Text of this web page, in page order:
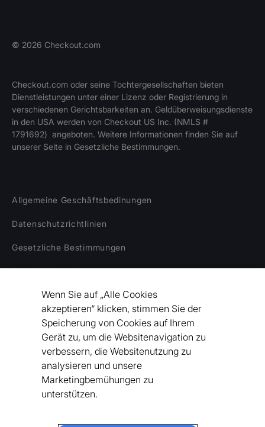
Offene Stellen
STELLEN
© 2026 Checkout.com
Checkout.com oder seine Tochtergesellschaften bieten
Dienstleistungen unter einer Lizenz oder Registrierung in
verschiedenen Gerichtsbarkeiten an. Geldüberweisungsdienste
in den USA werden von Checkout US Inc. (NMLS #
1791692) angeboten. Weitere Informationen finden Sie auf
unserer Seite in Gesetzliche Bestimmungen.
Allgemeine Geschäftsbedinungen
Datenschutzrichtlinien
Gesetzliche Bestimmungen
Cookie-Einstellungen
Haftungsausschluss
Unser Statement zu Menschenrecht/Soziale
Gerechtigkeit
Verhaltenskodex für Lieferanten
Erklärung zur Barrierefreiheit
Wenn Sie auf „Alle Cookies
akzeptieren“ klicken, stimmen Sie der
Speicherung von Cookies auf Ihrem
Gerät zu, um die Websitenavigation zu
verbessern, die Websitenutzung zu
analysieren und unsere
Marketingbemühungen zu
unterstützen.